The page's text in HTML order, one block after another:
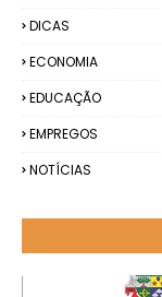
DICAS
ECONOMIA
EDUCAÇÃO
EMPREGOS
NOTÍCIAS